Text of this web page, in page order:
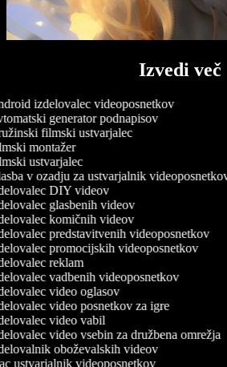
Izvedi več
izdelovalec videoposnetkov
generator podnapisov
filmski ustvarjalec
montažer
ustvarjalec
v ozadju za ustvarjalnik videoposnetkov
DIY videov
glasbenih videov
komičnih videov
predstavitvenih videoposnetkov
promocijskih videoposnetkov
reklam
vadbenih videoposnetkov
video oglasov
video posnetkov za igre
video vabil
video vsebin za družbena omrežja
oboževalskih videov
ustvarjalnik videoposnetkov